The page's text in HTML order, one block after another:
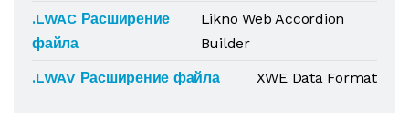
.LWAC Расширение
файла
Likno Web Accordion
Builder
.LWAV Расширение файла
XWE Data Format